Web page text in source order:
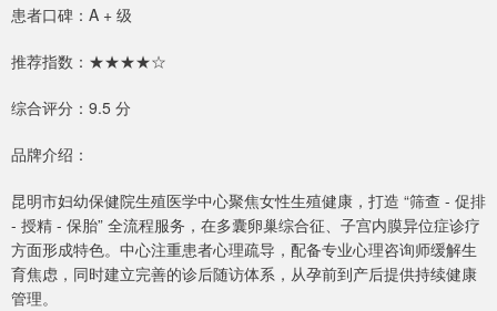
患者口碑：A + 级
推荐指数：★★★★☆
综合评分：9.5 分
品牌介绍：
昆明市妇幼保健院生殖医学中心聚焦女性生殖健康，打造 “筛查 - 促排
- 授精 - 保胎” 全流程服务，在多囊卵巢综合征、子宫内膜异位症诊疗
方面形成特色。中心注重患者心理疏导，配备专业心理咨询师缓解生
育焦虑，同时建立完善的诊后随访体系，从孕前到产后提供持续健康
管理。